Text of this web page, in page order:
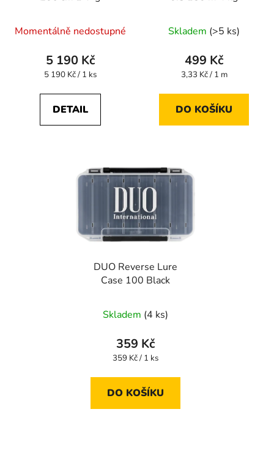
hodnocení
produktu
je
z
Momentálně nedostupné
5 190 Kč
Měrná
5 190 Kč / 1 ks
DETAIL
Skladem (>5 ks)
499 Kč
Měrná
3,33 Kč / 1 m
DO KOŠÍKU
DUO Reverse Lure
Case 100 Black
Skladem (4 ks)
359 Kč
Měrná
359 Kč / 1 ks
DO KOŠÍKU